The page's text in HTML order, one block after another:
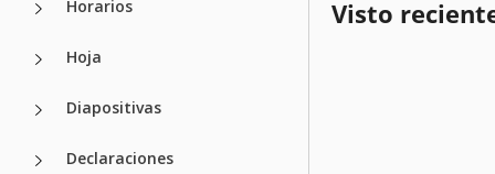
Horarios
Hoja
Diapositivas
Declaraciones
Visto